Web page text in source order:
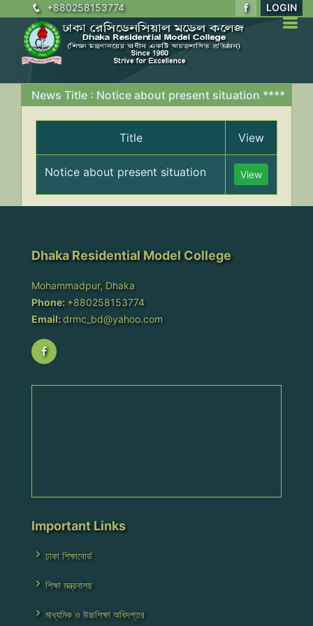
+880258153774 LOGIN
News Title : Notice about present situation ****
Title View
Notice about present situation View
Dhaka Residential Model College
Mohammadpur, Dhaka
Phone: +880258153774
Email: drmc_bd@yahoo.com
Important Links
ঢাকা শিক্ষাবোর্ড
শিক্ষা মন্ত্রনালয়
মাধ্যমিক ও উচ্চশিক্ষা অধিদপ্তর